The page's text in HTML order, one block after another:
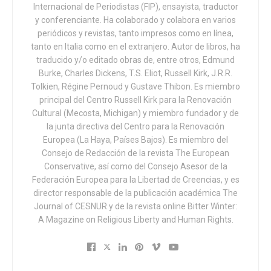
Supremo dictaminó que el aborto era «no ilegal» según la
Constitución de EE.UU. y la sentencia que cerró el caso
«Roe contra Wade» se convirtió en un precedente federal
vinculante que garantizaba un supuesto «derecho».El 24
de junio de este año, el Tribunal Supremo, con una
composición diferente, anuló la sentencia de 1973 y, con
la decisión que cerró el caso
«Dobbs contra la
Organización de Salud de la Mujer de Jackson», abolió el
«derecho» federal al aborto y devolvió la legislación
anterior a cada estado. Para volver a revertir la situación
se necesita otra sentencia del Tribunal Supremo (difícil,
larga y laboriosa) o una ley parlamentaria que anule al
poder judicial.
En 2015, el Tribunal Supremo declaró no ilegales los
«matrimonios» LGBT+ al concluir el caso
Internacional de Periodistas (FIP), ensayista, traductor
y conferenciante. Ha colaborado y colabora en varios
periódicos y revistas, tanto impresos como en línea,
tanto en Italia como en el extranjero. Autor de libros, ha
traducido y/o editado obras de, entre otros, Edmund
Burke, Charles Dickens, T.S. Eliot, Russell Kirk, J.R.R.
Tolkien, Régine Pernoud y Gustave Thibon. Es miembro
principal del Centro Russell Kirk para la Renovación
Cultural (Mecosta, Michigan) y miembro fundador y de
la junta directiva del Centro para la Renovación
Europea (La Haya, Países Bajos). Es miembro del
Consejo de Redacción de la revista The European
Conservative, así como del Consejo Asesor de la
Federación Europea para la Libertad de Creencias, y es
director responsable de la publicación académica The
Journal of CESNUR y de la revista online Bitter Winter:
A Magazine on Religious Liberty and Human Rights.